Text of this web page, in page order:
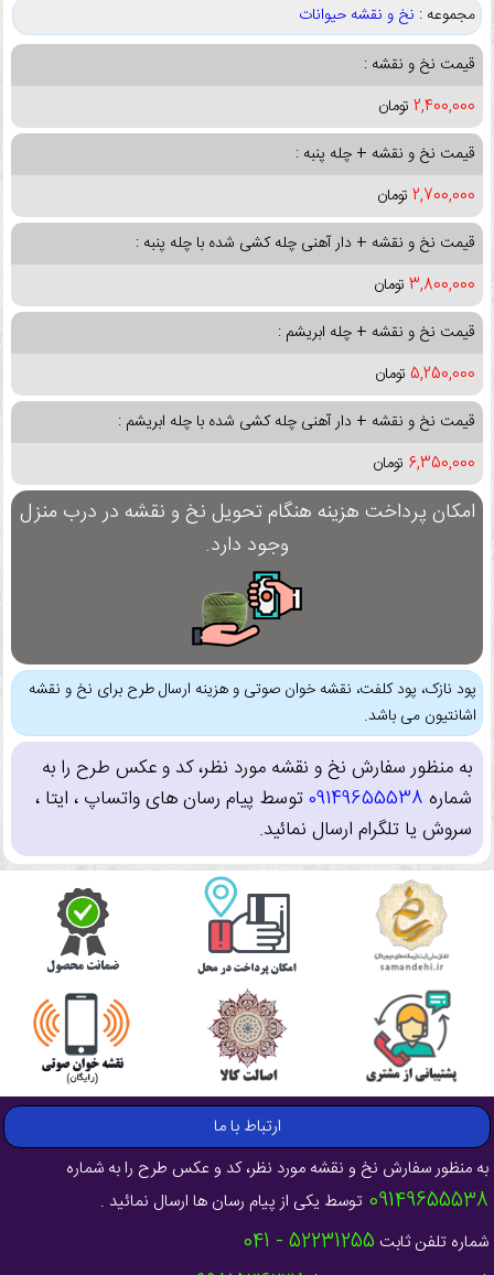
مجموعه : نخ و نقشه حیوانات
قیمت نخ و نقشه :
2,400,000 تومان
قیمت نخ و نقشه + چله پنبه :
2,700,000 تومان
قیمت نخ و نقشه + دار آهنی چله کشی شده با چله پنبه :
3,800,000 تومان
قیمت نخ و نقشه + چله ابریشم :
5,250,000 تومان
قیمت نخ و نقشه + دار آهنی چله کشی شده با چله ابریشم :
6,350,000 تومان
امکان پرداخت هزینه هنگام تحویل نخ و نقشه در درب منزل
وجود دارد.
پود نازک، پود کلفت، نقشه خوان صوتی و هزینه ارسال طرح برای نخ و نقشه
اشانتیون می باشد.
به منظور سفارش نخ و نقشه مورد نظر، کد و عکس طرح را به
شماره 09149655538توسط پیام رسان های واتساپ ، ایتا ،
سروش یا تلگرام ارسال نمائید.
ارتباط با ما
به منظور سفارش نخ و نقشه مورد نظر، کد و عکس طرح را به شماره
09149655538 توسط یکی از پیام رسان ها ارسال نمائید .
شماره تلفن ثابت 52231255 - 041